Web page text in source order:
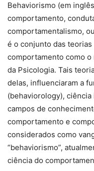
Behaviorismo (em
comportamento,
comportamentalismo,
é o conjunto das
comportamento como
da Psicologia. Tais
delas, influenciaram a
(behaviorology),
campos de
comportamento e
considerados como
“behaviorismo”,
ciência do